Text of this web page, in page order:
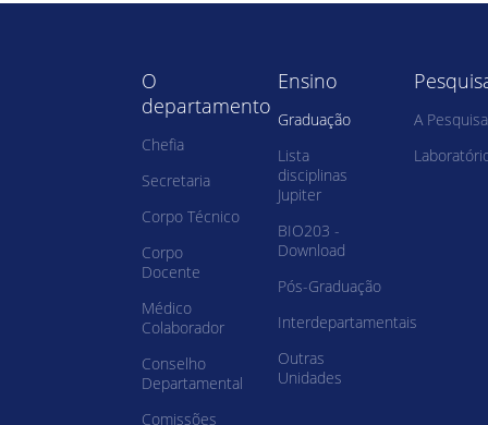
O
departamento
Chefia
Secretaria
Corpo Técnico
Corpo
Docente
Médico
Colaborador
Conselho
Departamental
Comissões
Ensino
Graduação
Lista
disciplinas
Jupiter
BIO203 -
Download
Pós-Graduação
Interdepartamentais
Outras
Unidades
A Pesquisa